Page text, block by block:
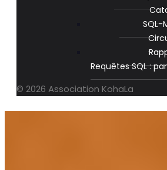
SQL-
Requêtes SQL :
© 2026 Association KohaLa